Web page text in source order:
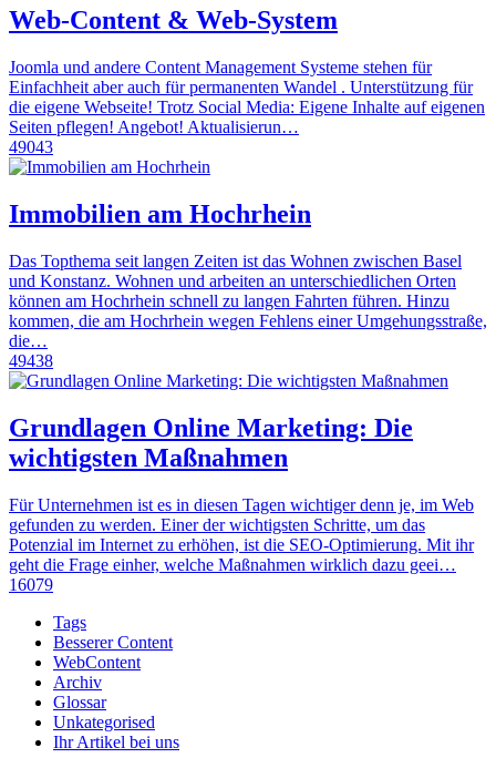
Web-Content & Web-System
Joomla und andere Content Management Systeme stehen für
Einfachheit aber auch für permanenten Wandel . Unterstützung für
die eigene Webseite! Trotz Social Media: Eigene Inhalte auf eigenen
Seiten pflegen! Angebot! Aktualisierun…
49043
Immobilien am Hochrhein
Das Topthema seit langen Zeiten ist das Wohnen zwischen Basel
und Konstanz. Wohnen und arbeiten an unterschiedlichen Orten
können am Hochrhein schnell zu langen Fahrten führen. Hinzu
kommen, die am Hochrhein wegen Fehlens einer Umgehungsstraße,
die…
49438
Grundlagen Online Marketing: Die
wichtigsten Maßnahmen
Für Unternehmen ist es in diesen Tagen wichtiger denn je, im Web
gefunden zu werden. Einer der wichtigsten Schritte, um das
Potenzial im Internet zu erhöhen, ist die SEO-Optimierung. Mit ihr
geht die Frage einher, welche Maßnahmen wirklich dazu geei…
16079
Tags
Besserer Content
WebContent
Archiv
Glossar
Unkategorised
Ihr Artikel bei uns